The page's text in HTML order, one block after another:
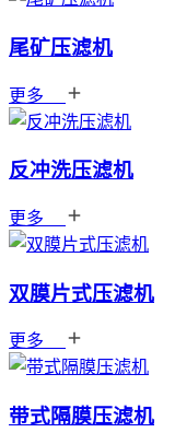
尾矿压滤机
更多
反冲洗压滤机
更多
双膜片式压滤机
更多
带式隔膜压滤机